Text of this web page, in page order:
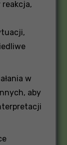
reakcja,
w
aby